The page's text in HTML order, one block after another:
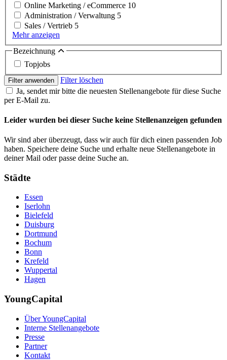
Online Marketing / eCommerce 10
Administration / Verwaltung 5
Sales / Vertrieb 5
Mehr anzeigen
Bezeichnung
Topjobs
Filter anwenden
Filter löschen
Ja, sendet mir bitte die neuesten Stellenangebote für diese Suche
per E-Mail zu.
Leider wurden bei dieser Suche keine Stellenanzeigen gefunden
Wir sind aber überzeugt, dass wir auch für dich einen passenden Job
haben. Speichere deine Suche und erhalte neue Stellenangebote in
deiner Mail oder passe deine Suche an.
Städte
Essen
Iserlohn
Bielefeld
Duisburg
Dortmund
Bochum
Bonn
Krefeld
Wuppertal
Hagen
YoungCapital
Über YoungCapital
Interne Stellenangebote
Presse
Partner
Kontakt